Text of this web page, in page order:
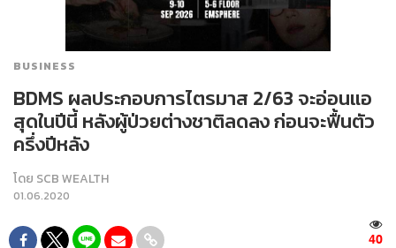
BUSINESS
BDMS ผลประกอบการไตรมาส 2/63 จะอ่อนแอ
สุดในปีนี้ หลังผู้ป่วยต่างชาติลดลง ก่อนจะฟื้นตัว
ครึ่งปีหลัง
โดย SCB WEALTH
01.06.2020
40